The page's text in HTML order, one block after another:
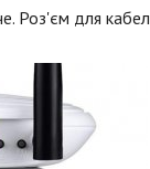
Роз'єм для